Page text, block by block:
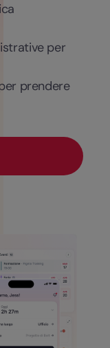
per
prendere